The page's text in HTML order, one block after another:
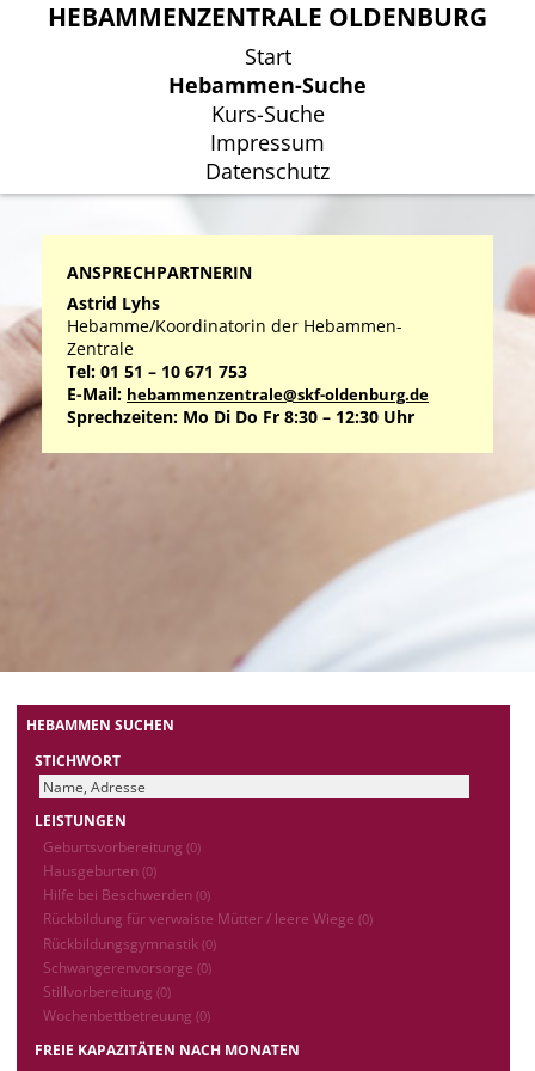
HEBAMMENZENTRALE OLDENBURG
Start
Hebammen-Suche
Kurs-Suche
Impressum
Datenschutz
HEBAMMENZENTRALE OLDENBURG
Start
Hebammen-Suche
Kurs-Suche
Impressum
Datenschutz
ANSPRECHPARTNERIN
Astrid Lyhs
Hebamme/Koordinatorin der Hebammen-
Zentrale
Tel: 01 51 – 10 671 753
E-Mail: hebammenzentrale@skf-oldenburg.de
Sprechzeiten: Mo Di Do Fr 8:30 – 12:30 Uhr
HEBAMMEN SUCHEN
STICHWORT
LEISTUNGEN
Geburtsvorbereitung (0)
Hausgeburten (0)
Hilfe bei Beschwerden (0)
Rückbildung für verwaiste Mütter / leere Wiege (0)
Rückbildungsgymnastik (0)
Schwangerenvorsorge (0)
Stillvorbereitung (0)
Wochenbettbetreuung (0)
FREIE KAPAZITÄTEN NACH MONATEN